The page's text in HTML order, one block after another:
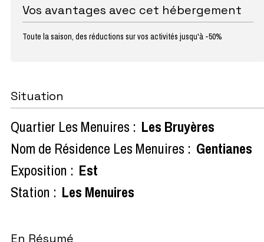
Vos avantages avec cet hébergement
Toute la saison, des réductions sur vos activités jusqu'à -50%
Situation
Quartier Les Menuires : Les Bruyères
Nom de Résidence Les Menuires : Gentianes
Exposition : Est
Station : Les Menuires
En Résumé